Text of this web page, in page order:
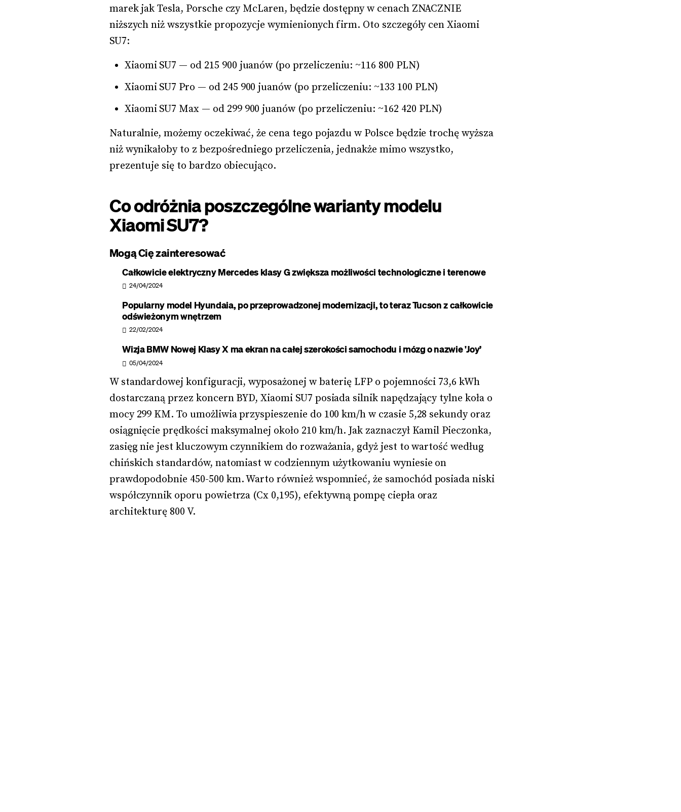
marek jak Tesla, Porsche czy McLaren, będzie dostępny w cenach ZNACZNIE
niższych niż wszystkie propozycje wymienionych firm. Oto szczegóły cen Xiaomi
SU7:
Xiaomi SU7 — od 215 900 juanów (po przeliczeniu: ~116 800 PLN)
Xiaomi SU7 Pro — od 245 900 juanów (po przeliczeniu: ~133 100 PLN)
Xiaomi SU7 Max — od 299 900 juanów (po przeliczeniu: ~162 420 PLN)
Naturalnie, możemy oczekiwać, że cena tego pojazdu w Polsce będzie trochę wyższa
niż wynikałoby to z bezpośredniego przeliczenia, jednakże mimo wszystko,
prezentuje się to bardzo obiecująco.
Co odróżnia poszczególne warianty modelu
Xiaomi SU7?
Mogą Cię zainteresować
Całkowicie elektryczny Mercedes klasy G zwiększa możliwości technologiczne i terenowe
24/04/2024
Popularny model Hyundaia, po przeprowadzonej modernizacji, to teraz Tucson z całkowicie
odświeżonym wnętrzem
22/02/2024
Wizja BMW Nowej Klasy X ma ekran na całej szerokości samochodu i mózg o nazwie 'Joy’
05/04/2024
W standardowej konfiguracji, wyposażonej w baterię LFP o pojemności 73,6 kWh
dostarczaną przez koncern BYD, Xiaomi SU7 posiada silnik napędzający tylne koła o
mocy 299 KM. To umożliwia przyspieszenie do 100 km/h w czasie 5,28 sekundy oraz
osiągnięcie prędkości maksymalnej około 210 km/h. Jak zaznaczył Kamil Pieczonka,
zasięg nie jest kluczowym czynnikiem do rozważania, gdyż jest to wartość według
chińskich standardów, natomiast w codziennym użytkowaniu wyniesie on
prawdopodobnie 450-500 km. Warto również wspomnieć, że samochód posiada niski
współczynnik oporu powietrza (Cx 0,195), efektywną pompę ciepła oraz
architekturę 800 V.